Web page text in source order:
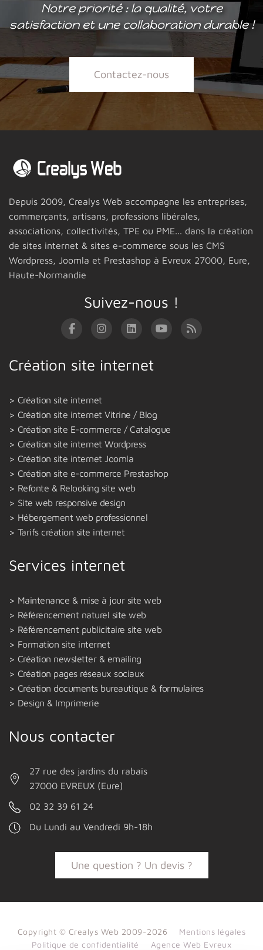
Notre priorité : la qualité, votre
satisfaction et une collaboration durable !
Contactez-nous
Depuis 2009, Crealys Web accompagne les entreprises,
commerçants, artisans, professions libérales,
associations, collectivités, TPE ou PME... dans la création
de sites internet & sites e-commerce sous les CMS
Wordpress, Joomla et Prestashop à Evreux 27000, Eure,
Haute-Normandie
Suivez-nous !
Création site internet
Création site internet
Création site internet Vitrine / Blog
Création site E-commerce / Catalogue
Création site internet Wordpress
Création site internet Joomla
Création site e-commerce Prestashop
Refonte & Relooking site web
Site web responsive design
Hébergement web professionnel
Tarifs création site internet
Services internet
Maintenance & mise à jour site web
Référencement naturel site web
Référencement publicitaire site web
Formation site internet
Création newsletter & emailing
Création pages réseaux sociaux
Création documents bureautique & formulaires
Design & Imprimerie
Nous contacter
27 rue des jardins du rabais
27000 EVREUX (Eure)
02 32 39 61 24
Du Lundi au Vendredi 9h-18h
Une question ? Un devis ?
Copyright © Crealys Web 2009-2026
Mentions légales
Politique de confidentialité
Agence Web Evreux